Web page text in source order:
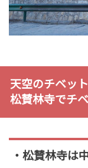
天空のチベッ
松賛林寺でチ
・松賛林寺は